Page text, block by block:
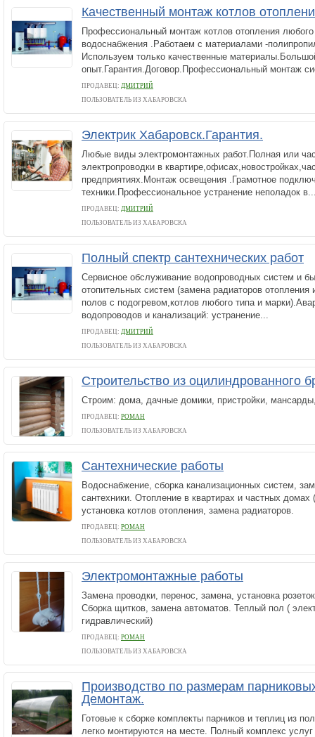
Качественный монтаж котлов
Профессиональный монтаж котлов отопления
водоснабжения .Работаем с материалами -
Используем только качественные
опыт.Гарантия.Договор.Профессиональный монтаж
ПРОДАВЕЦ: ДМИТРИЙ
ПОЛЬЗОВАТЕЛЬ ИЗ ХАБАРОВСКА
Электрик Хабаровск.Гарантия.
Любые виды электромонтажных работ.Полная или
электропроводки в
предприятиях.Монтаж освещения .Грамотное
техники.Профессиональное устранение неполадок
ПРОДАВЕЦ: ДМИТРИЙ
ПОЛЬЗОВАТЕЛЬ ИЗ ХАБАРОВСКА
Полный спектр сантехнических работ
Сервисное обслуживание водопроводных систем и
отопительных систем (замена радиаторов отопления
полов с подогревом,котлов любого типа и
водопроводов и канализаций: устранение...
ПРОДАВЕЦ: ДМИТРИЙ
ПОЛЬЗОВАТЕЛЬ ИЗ ХАБАРОВСКА
Строительство из оцилиндрованного
Строим: дома, дачные домики, пристройки,
ПРОДАВЕЦ: РОМАН
ПОЛЬЗОВАТЕЛЬ ИЗ ХАБАРОВСКА
Сантехнические работы
Водоснабжение, сборка канализационных систем,
сантехники. Отопление в квартирах и частных домах
установка котлов отопления, замена радиаторов.
ПРОДАВЕЦ: РОМАН
ПОЛЬЗОВАТЕЛЬ ИЗ ХАБАРОВСКА
Электромонтажные работы
Замена проводки, перенос, замена, установка
Сборка щитков, замена автоматов. Теплый пол (
гидравлический)
ПРОДАВЕЦ: РОМАН
ПОЛЬЗОВАТЕЛЬ ИЗ ХАБАРОВСКА
Производство по размерам
Демонтаж.
Готовые к сборке комплекты парников и теплиц из
легко монтируются на месте. Полный комплекс